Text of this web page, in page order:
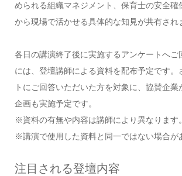
められる組織マネジメント、保育士の安全確
から現場で活かせる具体的な知見が共有され
各日の講演終了後に実施するアンケートへご
には、登壇講師による資料を配布予定です。
トにご回答いただいた方を対象に、協賛企業
企画も実施予定です。
※資料の有無や内容は講師により異なります。
※講演で使用した資料と同一ではない場合が
注目される登壇内容